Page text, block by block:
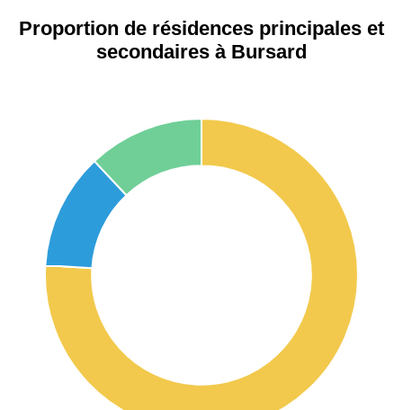
Proportion de résidences principales et
secondaires à Bursard